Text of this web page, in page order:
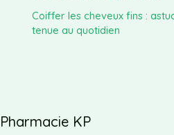
Coiffer les cheveux fins :
tenue au quotidien
Pharmacie KP